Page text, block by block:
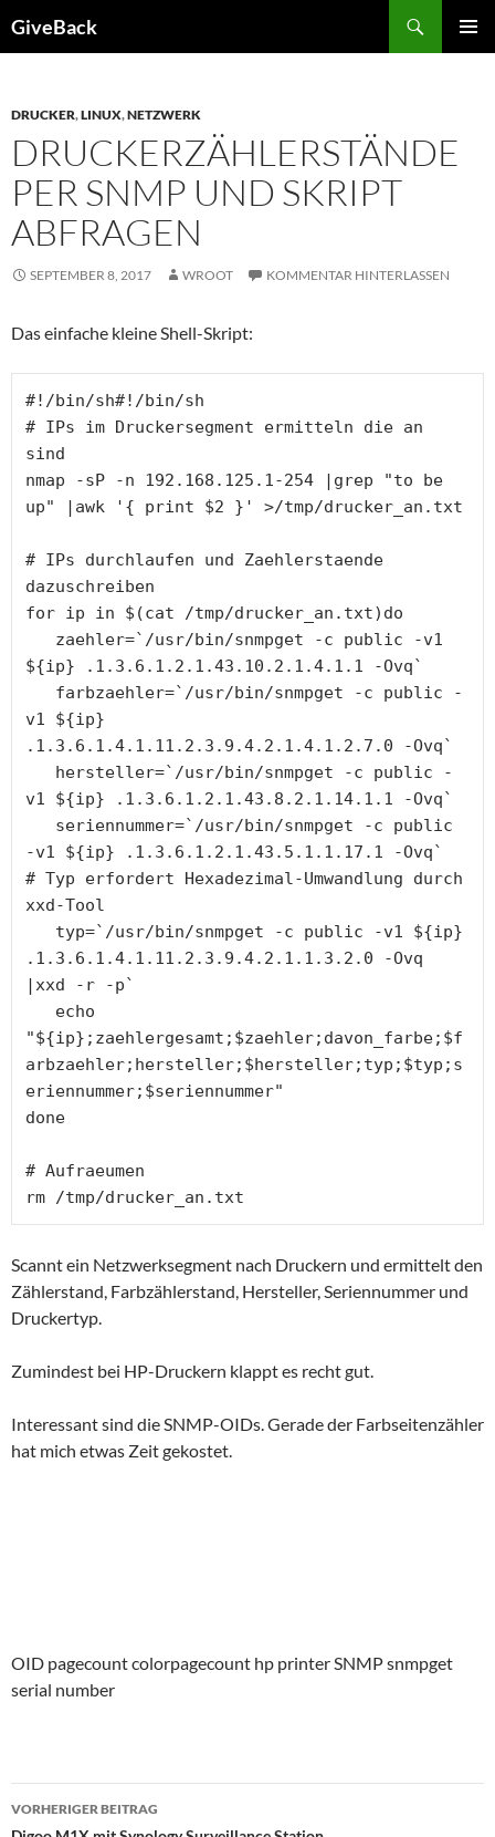
Inhalt
GiveBack
DRUCKER,LINUX,NETZWERK
DRUCKERZÄHLERSTÄNDE
PER SNMP UND SKRIPT
ABFRAGEN
SEPTEMBER 8, 2017 WROOT KOMMENTAR HINTERLASSEN
Das einfache kleine Shell-Skript:
#!/bin/sh#!/bin/sh
# IPs im Druckersegment ermitteln die an
sind
nmap -sP -n 192.168.125.1-254 |grep "to be
up" |awk '{ print $2 }' >/tmp/drucker_an.txt
# IPs durchlaufen und Zaehlerstaende
dazuschreiben
for ip in $(cat /tmp/drucker_an.txt)do
${ip} .1.3.6.1.2.1.43.10.2.1.4.1.1 -Ovq`
v1 ${ip}
.1.3.6.1.4.1.11.2.3.9.4.2.1.4.1.2.7.0 -Ovq`
v1 ${ip} .1.3.6.1.2.1.43.8.2.1.14.1.1 -Ovq`
-v1 ${ip} .1.3.6.1.2.1.43.5.1.1.17.1 -Ovq`
# Typ erfordert Hexadezimal-Umwandlung durch
xxd-Tool
.1.3.6.1.4.1.11.2.3.9.4.2.1.1.3.2.0 -Ovq
|xxd -r -p`
"${ip};zaehlergesamt;$zaehler;davon_farbe;$f
arbzaehler;hersteller;$hersteller;typ;$typ;s
eriennummer;$seriennummer"
done
# Aufraeumen
rm /tmp/drucker_an.txt
Scannt ein Netzwerksegment nach Druckern und ermittelt den
Zählerstand, Farbzählerstand, Hersteller, Seriennummer und
Druckertyp.
Zumindest bei HP-Druckern klappt es recht gut.
Interessant sind die SNMP-OIDs. Gerade der Farbseitenzähler
hat mich etwas Zeit gekostet.
OID pagecount colorpagecount hp printer SNMP snmpget
serial number
Beitragsnavigation
VORHERIGER BEITRAG